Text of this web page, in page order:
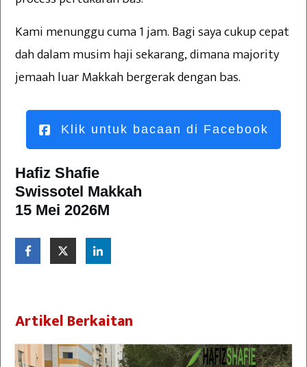
Kami menunggu cuma 1 jam. Bagi saya cukup cepat
dah dalam musim haji sekarang, dimana majority
jemaah luar Makkah bergerak dengan bas.
Klik untuk bacaan di Facebook
Hafiz Shafie
Swissotel Makkah
15 Mei 2026M
Artikel Berkaitan